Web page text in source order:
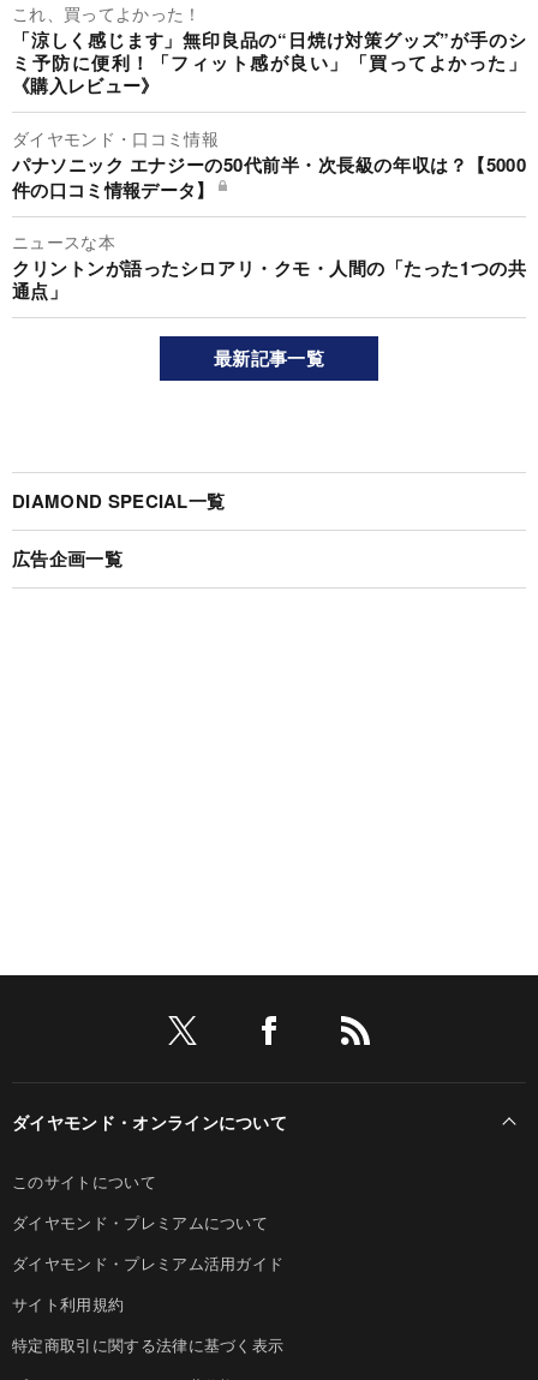
これ、買ってよかった！
「涼しく感じます」無印良品の“日焼け対策グッズ”が手のシ
ミ予防に便利！「フィット感が良い」「買ってよかった」
《購入レビュー》
ダイヤモンド・口コミ情報
パナソニック エナジーの50代前半・次長級の年収は？【5000
件の口コミ情報データ】
ニュースな本
クリントンが語ったシロアリ・クモ・人間の「たった1つの共
通点」
最新記事一覧
DIAMOND SPECIAL一覧
広告企画一覧
ダイヤモンド・オンラインについて
このサイトについて
ダイヤモンド・プレミアムについて
ダイヤモンド・プレミアム活用ガイド
サイト利用規約
特定商取引に関する法律に基づく表示